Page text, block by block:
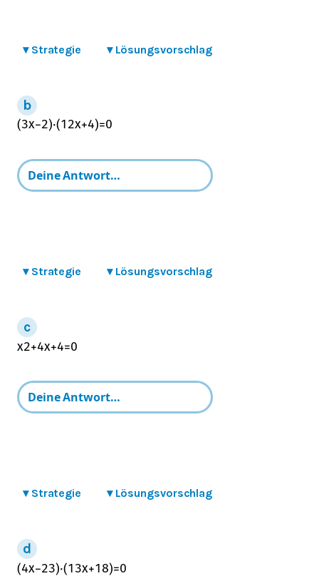
▾ Strategie ▾ Lösungsvorschlag
(3x−2)⋅(1 2x+4)=0
▾ Strategie ▾ Lösungsvorschlag
x2+4x+4=0
▾ Strategie ▾ Lösungsvorschlag
(4x−23)⋅(1 3x+1 8)=0